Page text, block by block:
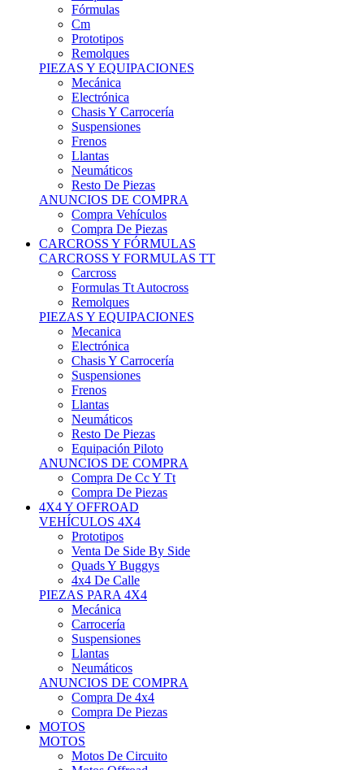
Fórmulas
Cm
Prototipos
Remolques
PIEZAS Y EQUIPACIONES
Mecánica
Electrónica
Chasis Y Carrocería
Suspensiones
Frenos
Llantas
Neumáticos
Resto De Piezas
ANUNCIOS DE COMPRA
Compra Vehículos
Compra De Piezas
CARCROSS Y FÓRMULAS
CARCROSS Y FORMULAS TT
Carcross
Formulas Tt Autocross
Remolques
PIEZAS Y EQUIPACIONES
Mecanica
Electrónica
Chasis Y Carrocería
Suspensiones
Frenos
Llantas
Neumáticos
Resto De Piezas
Equipación Piloto
ANUNCIOS DE COMPRA
Compra De Cc Y Tt
Compra De Piezas
4X4 Y OFFROAD
VEHÍCULOS 4X4
Prototipos
Venta De Side By Side
Quads Y Buggys
4x4 De Calle
PIEZAS PARA 4X4
Mecánica
Carrocería
Suspensiones
Llantas
Neumáticos
ANUNCIOS DE COMPRA
Compra De 4x4
Compra De Piezas
MOTOS
MOTOS
Motos De Circuito